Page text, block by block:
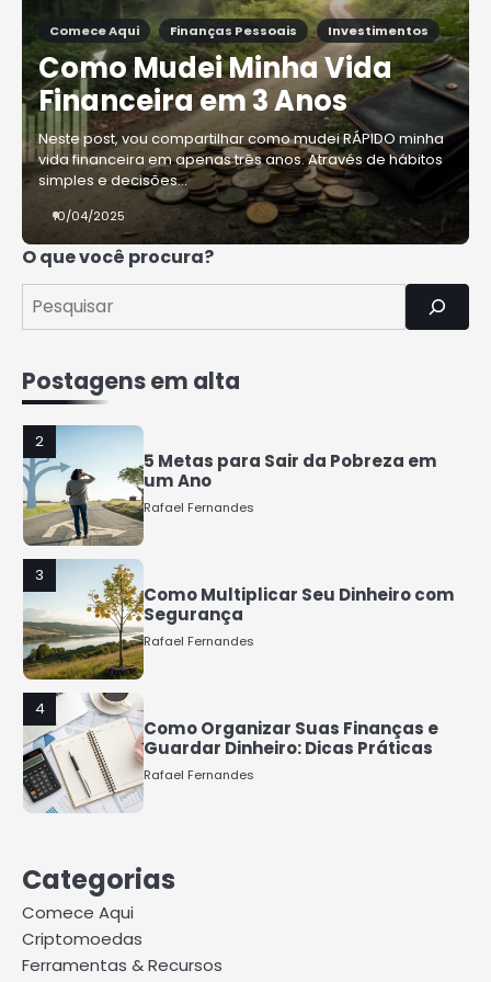
Comece Aqui Finanças Pessoais Investimentos
Como Mudei Minha Vida
Financeira em 3 Anos
Neste post, vou compartilhar como mudei RÁPIDO minha
vida financeira em apenas três anos. Através de hábitos
simples e decisões…
10/04/2025
O que você procura?
Postagens em alta
4
Como Organizar Suas Finanças e
Guardar Dinheiro: Dicas Práticas
Rafael Fernandes
5
COMO INVESTIR COM POUCO
DINHEIRO 2025
Rafael Fernandes
1
7 Coisas que a Classe Média
Rafael Fernandes
2
5 Metas para Sair da Pobreza em
um Ano
Rafael Fernandes
3
Como Multiplicar Seu Dinheiro com
Segurança
Rafael Fernandes
4
Como Organizar Suas Finanças e
Guardar Dinheiro: Dicas Práticas
Rafael Fernandes
DINHEIRO 2025
1
Categorias
Comece Aqui
Criptomoedas
Ferramentas & Recursos